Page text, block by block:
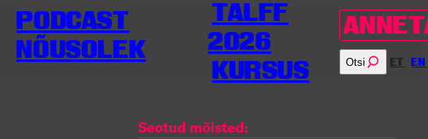
PODCAST
NÕUSOLEK
TALFF
2026
KURSUS
Otsi ET EN
Seotud mõisted: